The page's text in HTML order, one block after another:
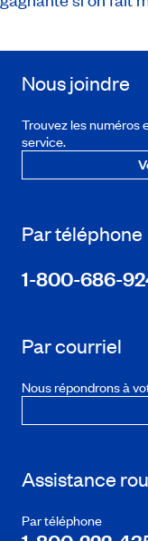
Nous joindre
Trouvez les numéros
service.
Par téléphone
1-800-686-
Par courriel
Nous répondrons à
Assistance
Par téléphone